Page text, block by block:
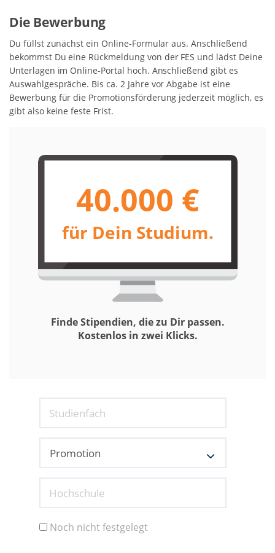
Die Bewerbung
Du füllst zunächst ein Online-Formular aus. Anschließend
bekommst Du eine Rückmeldung von der FES und lädst Deine
Unterlagen im Online-Portal hoch. Anschließend gibt es
Auswahlgespräche. Bis ca. 2 Jahre vor Abgabe ist eine
Bewerbung für die Promotionsförderung jederzeit möglich, es
gibt also keine feste Frist.
40.000 €
für Dein Studium.
Finde Stipendien, die zu Dir passen.
Kostenlos in zwei Klicks.
Studienfach
Hochschule
Noch nicht festgelegt